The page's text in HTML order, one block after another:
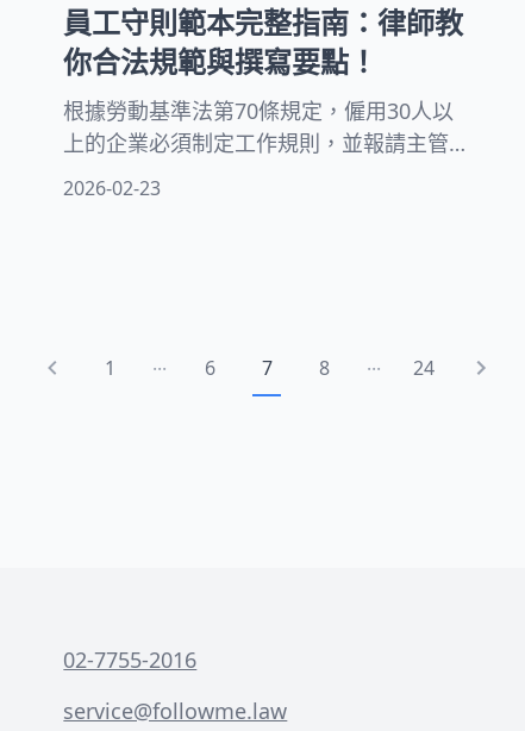
員工守則範本完整指南：律師教
你合法規範與撰寫要點！
根據勞動基準法第70條規定，僱用30人以
上的企業必須制定工作規則，並報請主管
機關核備後公開揭示。工作規則就是我們
化一份真正適合您企業的企業員工手冊。
2026-02-23
1 ... 6 7 8 ... 24
02-7755-2016
service@followme.law